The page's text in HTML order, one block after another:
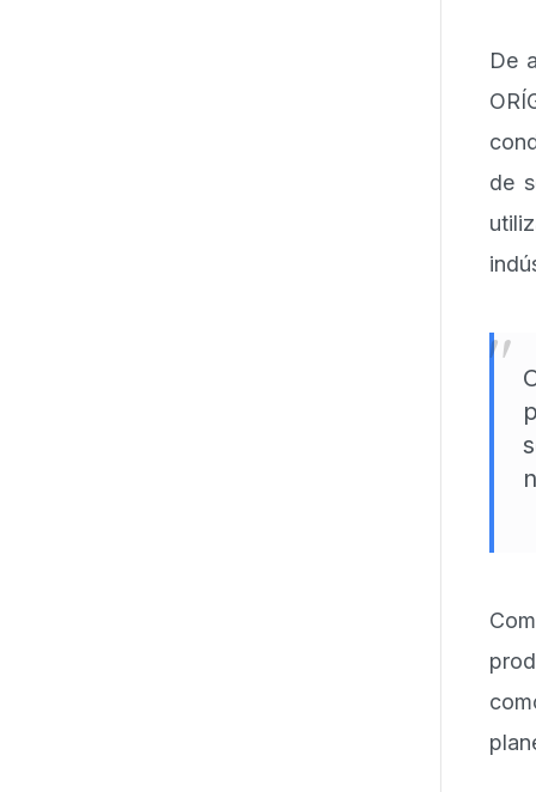
De
de
"